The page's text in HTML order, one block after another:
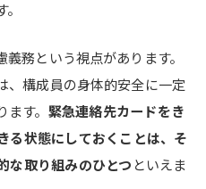
務という視点があります。
、構成員の身体的安全に一定
す。 緊急連絡先カードをき
る状態にしておくことは、そ
な取り組みのひとつ といえま